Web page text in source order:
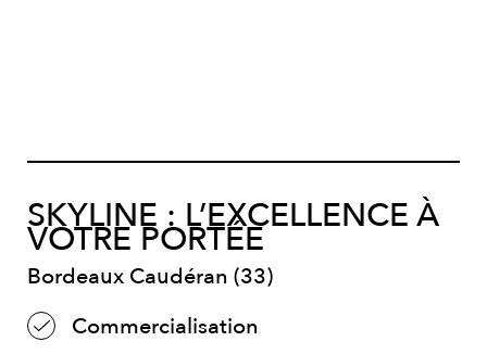
SKYLINE : L’EXCELLENCE À
VOTRE PORTÉE
Bordeaux Caudéran (33)
Commercialisation